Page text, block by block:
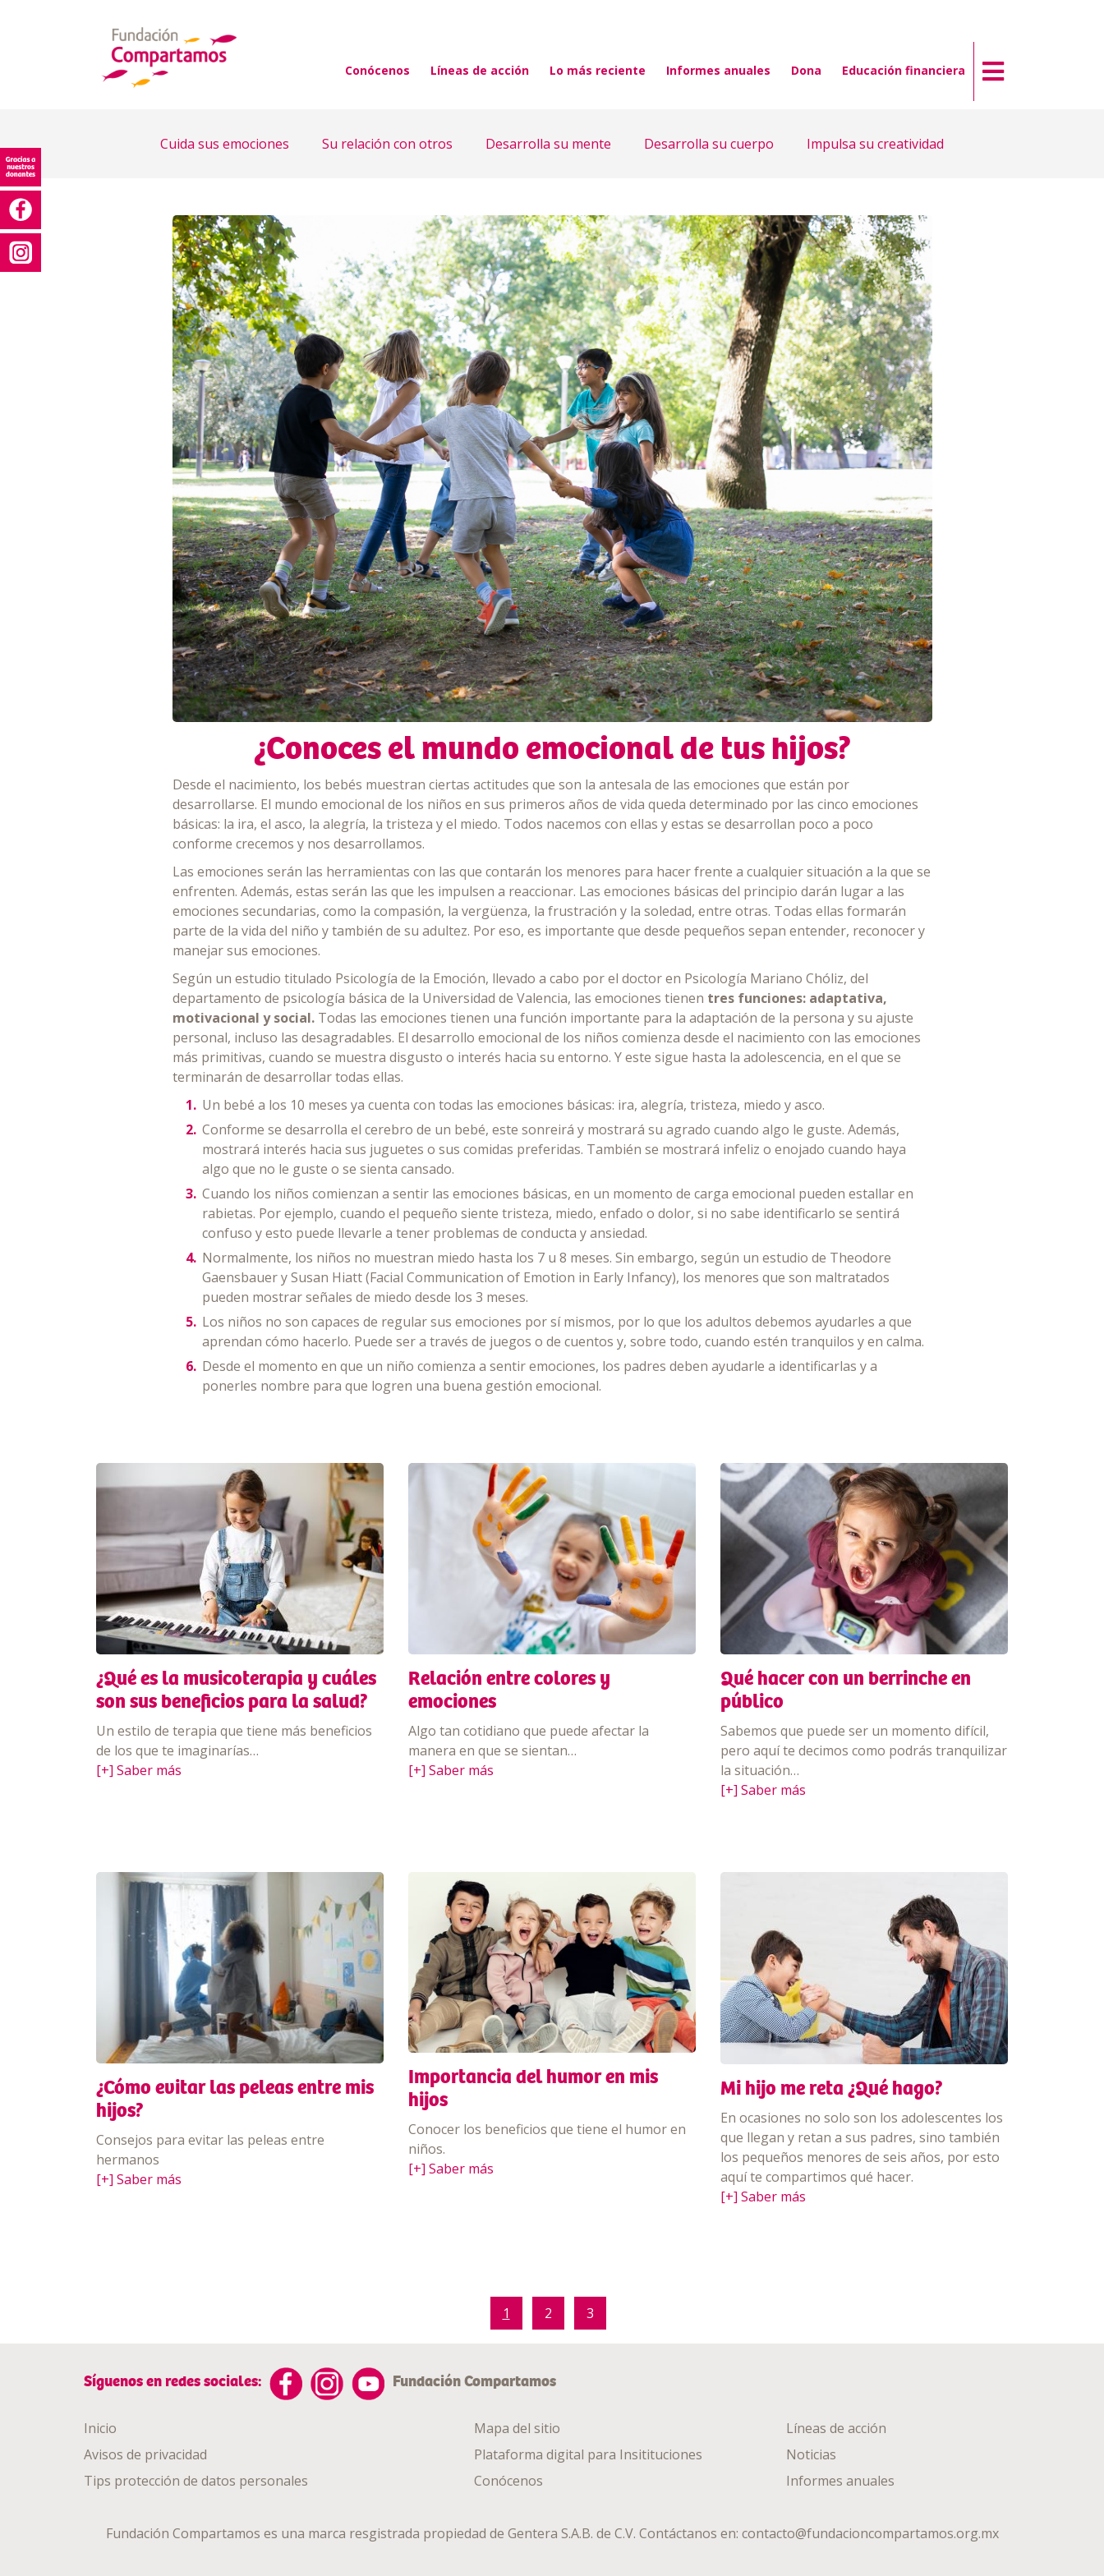
Conócenos Líneas de acción Lo más reciente Informes anuales Dona Educación financiera
Cuida sus emociones Su relación con otros Desarrolla su mente Desarrolla su cuerpo Impulsa su creatividad
¿Conoces el mundo emocional de tus hijos?
Desde el nacimiento, los bebés muestran ciertas actitudes que son la antesala de las emociones que están por
desarrollarse. El mundo emocional de los niños en sus primeros años de vida queda determinado por las cinco emociones
básicas: la ira, el asco, la alegría, la tristeza y el miedo. Todos nacemos con ellas y estas se desarrollan poco a poco
conforme crecemos y nos desarrollamos.
Las emociones serán las herramientas con las que contarán los menores para hacer frente a cualquier situación a la que se
enfrenten. Además, estas serán las que les impulsen a reaccionar. Las emociones básicas del principio darán lugar a las
emociones secundarias, como la compasión, la vergüenza, la frustración y la soledad, entre otras. Todas ellas formarán
parte de la vida del niño y también de su adultez. Por eso, es importante que desde pequeños sepan entender, reconocer y
manejar sus emociones.
Según un estudio titulado Psicología de la Emoción, llevado a cabo por el doctor en Psicología Mariano Chóliz, del
departamento de psicología básica de la Universidad de Valencia, las emociones tienen tres funciones: adaptativa,
motivacional y social.Todas las emociones tienen una función importante para la adaptación de la persona y su ajuste
personal, incluso las desagradables. El desarrollo emocional de los niños comienza desde el nacimiento con las emociones
más primitivas, cuando se muestra disgusto o interés hacia su entorno. Y este sigue hasta la adolescencia, en el que se
terminarán de desarrollar todas ellas.
Un bebé a los 10 meses ya cuenta con todas las emociones básicas: ira, alegría, tristeza, miedo y asco.
Conforme se desarrolla el cerebro de un bebé, este sonreirá y mostrará su agrado cuando algo le guste. Además,
mostrará interés hacia sus juguetes o sus comidas preferidas. También se mostrará infeliz o enojado cuando haya
algo que no le guste o se sienta cansado.
Cuando los niños comienzan a sentir las emociones básicas, en un momento de carga emocional pueden estallar en
rabietas. Por ejemplo, cuando el pequeño siente tristeza, miedo, enfado o dolor, si no sabe identificarlo se sentirá
confuso y esto puede llevarle a tener problemas de conducta y ansiedad.
Normalmente, los niños no muestran miedo hasta los 7 u 8 meses. Sin embargo, según un estudio de Theodore
Gaensbauer y Susan Hiatt (Facial Communication of Emotion in Early Infancy), los menores que son maltratados
pueden mostrar señales de miedo desde los 3 meses.
Los niños no son capaces de regular sus emociones por sí mismos, por lo que los adultos debemos ayudarles a que
aprendan cómo hacerlo. Puede ser a través de juegos o de cuentos y, sobre todo, cuando estén tranquilos y en calma.
Desde el momento en que un niño comienza a sentir emociones, los padres deben ayudarle a identificarlas y a
ponerles nombre para que logren una buena gestión emocional.
¿Qué es la musicoterapia y cuáles
son sus beneficios para la salud?
Un estilo de terapia que tiene más beneficios
de los que te imaginarías…
[+] Saber más
Relación entre colores y
emociones
Algo tan cotidiano que puede afectar la
manera en que se sientan…
[+] Saber más
Qué hacer con un berrinche en
público
Sabemos que puede ser un momento difícil,
pero aquí te decimos como podrás tranquilizar
la situación…
[+] Saber más
¿Cómo evitar las peleas entre mis
hijos?
Consejos para evitar las peleas entre
hermanos
[+] Saber más
Importancia del humor en mis
hijos
Conocer los beneficios que tiene el humor en
niños.
[+] Saber más
Mi hijo me reta ¿Qué hago?
En ocasiones no solo son los adolescentes los
que llegan y retan a sus padres, sino también
los pequeños menores de seis años, por esto
aquí te compartimos qué hacer.
[+] Saber más
1 2 3
Síguenos en redes sociales: Fundación Compartamos
Inicio Mapa del sitio
Líneas de acción
Avisos de privacidad
Plataforma digital para Insitituciones
Noticias
Tips protección de datos personales
Conócenos Informes anuales
Fundación Compartamos es una marca resgistrada propiedad de Gentera S.A.B. de C.V. Contáctanos en: contacto@fundacioncompartamos.org.mx